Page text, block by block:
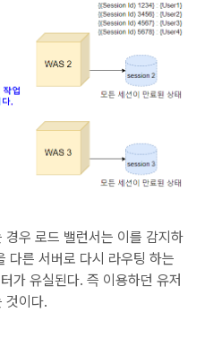
우 로드 밸런서는 이를 감지하
다른 서버로 다시 라우팅 하는
가 유실된다. 즉 이용하던 유저
것이다.